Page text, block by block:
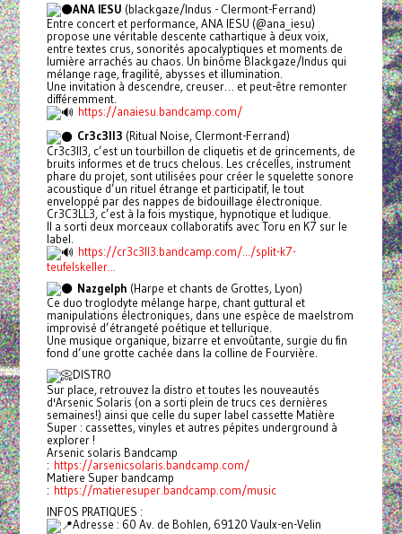
ANA IESU (blackgaze/Indus - Clermont-Ferrand)
Entre concert et performance, ANA IESU (@ana_iesu)
propose une véritable descente cathartique à deux voix,
entre textes crus, sonorités apocalyptiques et moments de
lumière arrachés au chaos. Un binôme Blackgaze/Indus qui
mélange rage, fragilité, abysses et illumination.
Une invitation à descendre, creuser… et peut-être remonter
différemment.
https://anaiesu.bandcamp.com/
Cr3c3ll3 (Ritual Noise, Clermont-Ferrand)
Cr3c3ll3, c’est un tourbillon de cliquetis et de grincements, de
bruits informes et de trucs chelous. Les crécelles, instrument
phare du projet, sont utilisées pour créer le squelette sonore
acoustique d’un rituel étrange et participatif, le tout
enveloppé par des nappes de bidouillage électronique.
Cr3C3LL3, c’est à la fois mystique, hypnotique et ludique.
Il a sorti deux morceaux collaboratifs avec Toru en K7 sur le
label.
https://cr3c3ll3.bandcamp.com/.../split-k7-
teufelskeller...
Nazgelph (Harpe et chants de Grottes, Lyon)
Ce duo troglodyte mélange harpe, chant guttural et
manipulations électroniques, dans une espèce de maelstrom
improvisé d’étrangeté poétique et tellurique.
Une musique organique, bizarre et envoûtante, surgie du fin
fond d’une grotte cachée dans la colline de Fourvière.
DISTRO
Sur place, retrouvez la distro et toutes les nouveautés
d'Arsenic Solaris (on a sorti plein de trucs ces dernières
semaines!) ainsi que celle du super label cassette Matière
Super : cassettes, vinyles et autres pépites underground à
explorer !
Arsenic solaris Bandcamp
: https://arsenicsolaris.bandcamp.com/
Matiere Super bandcamp
: https://matieresuper.bandcamp.com/music
INFOS PRATIQUES :
Adresse : 60 Av. de Bohlen, 69120 Vaulx-en-Velin